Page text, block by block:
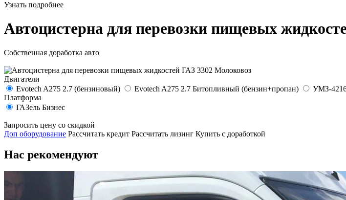
Узнать подробнее
Автоцистерна для перевозки пищевых
Собственная доработка авто
Двигатели
Evotech A275 2.7 (бензиновый)
Evotech A275 2.7 Битопливный (бензин+пропан)
УМЗ-
Платформа
ГАЗель Бизнес
Запросить цену со скидкой
Доп оборудование Рассчитать кредит Рассчитать лизинг Купить с доработкой
Нас рекомендуют